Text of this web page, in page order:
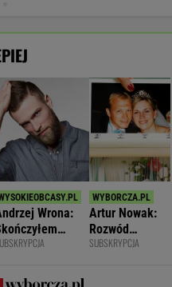
Wrona:
bo
mężem i
Artur Nowak:
Rozwód
odsłania dużo
SUBSKRYPCJA